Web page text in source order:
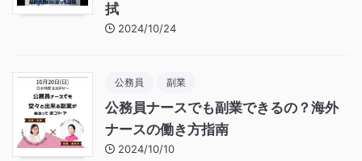
拭
2024/10/24
公務員 副業
公務員ナースでも副業できるの？海外
ナースの働き方指南
2024/10/10